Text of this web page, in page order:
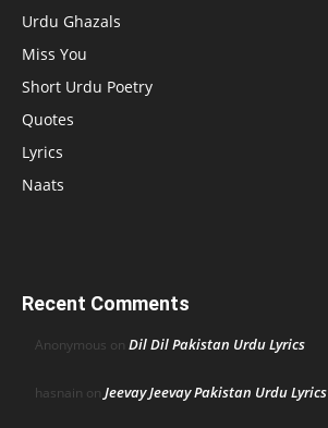
Urdu Ghazals
Miss You
Short Urdu Poetry
Quotes
Lyrics
Naats
Recent Comments
Anonymous on Dil Dil Pakistan Urdu Lyrics
hasnain on Jeevay Jeevay Pakistan Urdu Lyrics